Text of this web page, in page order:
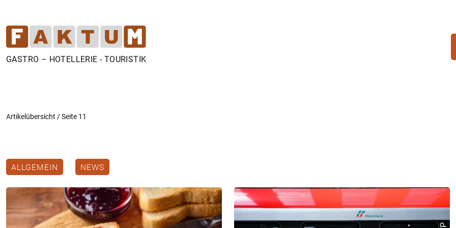
GASTRO – HOTELLERIE - TOURISTIK
Artikelübersicht /Seite 11
ALLGEMEIN NEWS